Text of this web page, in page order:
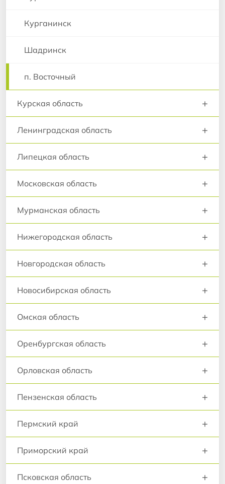
Курганинск
Шадринск
п. Восточный
Курская область +
Ленинградская область +
Липецкая область +
Московская область +
Мурманская область +
Нижегородская область +
Новгородская область +
Новосибирская область +
Омская область +
Оренбургская область +
Орловская область +
Пензенская область +
Пермский край +
Приморский край +
Псковская область +